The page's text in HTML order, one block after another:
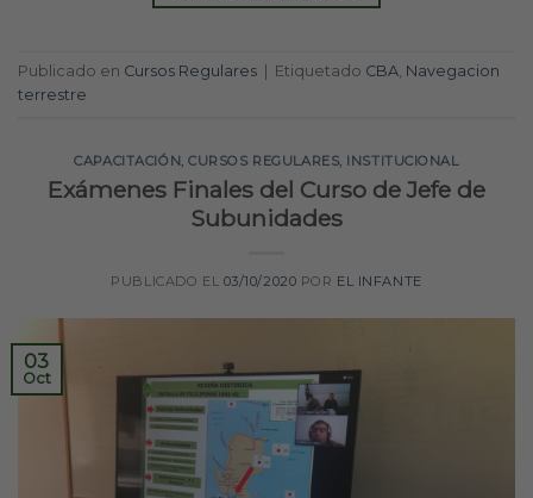
Publicado en Cursos Regulares Etiquetado CBA, Navegacion
terrestre
CAPACITACIÓN,CURSOS REGULARES, INSTITUCIONAL
Exámenes Finales del Curso de Jefe de
Subunidades
PUBLICADO EL 03/10/2020 POR EL INFANTE
03
Oct